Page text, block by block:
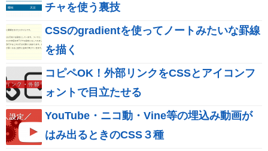
チャを使う裏技
CSSのgradientを使ってノートみたいな罫線
を描く
コピペOK！外部リンクをCSSとアイコンフ
ォントで目立たせる
YouTube・ニコ動・Vine等の埋込み動画が
はみ出るときのCSS３種